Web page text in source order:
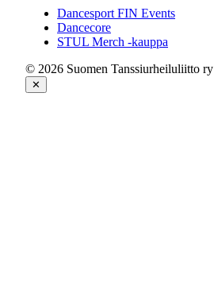
Dancesport FIN Events
Dancecore
STUL Merch -kauppa
© 2026 Suomen Tanssiurheiluliitto ry
✕